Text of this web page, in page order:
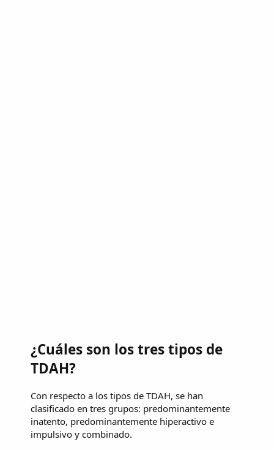
¿Cuáles son los tres tipos de
TDAH?
Con respecto a los tipos de TDAH, se han
clasificado en tres grupos: predominantemente
inatento, predominantemente hiperactivo e
impulsivo y combinado.